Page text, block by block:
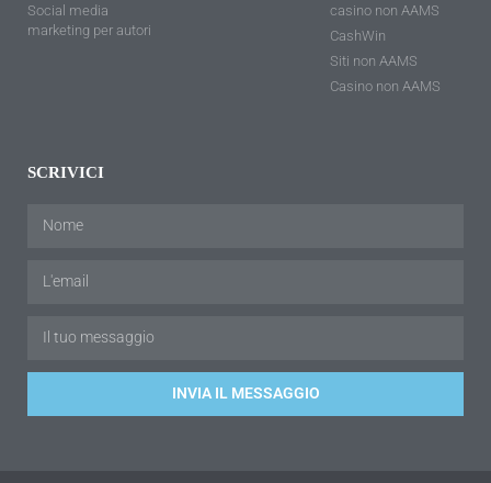
Social media
marketing per autori
casino non AAMS
CashWin
Siti non AAMS
Casino non AAMS
SCRIVICI
INVIA IL MESSAGGIO